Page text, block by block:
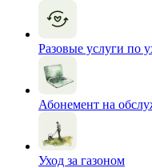
Разовые услуги по
Абонемент на
Уход за газоном